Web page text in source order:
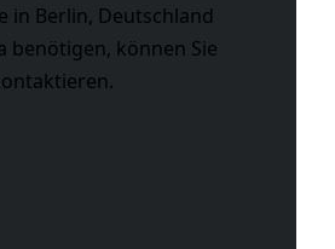
in Berlin, Deutschland
benötigen, können Sie